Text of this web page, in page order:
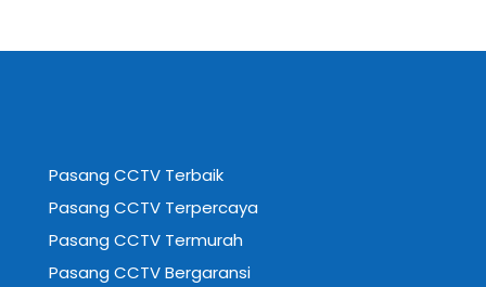
Pasang CCTV Terbaik
Pasang CCTV Terpercaya
Pasang CCTV Termurah
Pasang CCTV Bergaransi